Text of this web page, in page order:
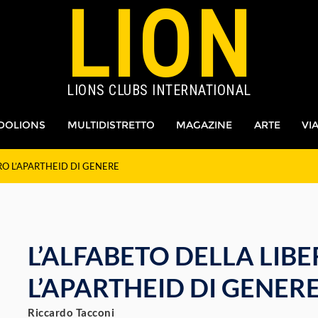
LION
LIONS CLUBS INTERNATIONAL
MULTIDISTRETTO MAGAZINE ARTE
L’APARTHEID DI GENERE
L’ALFABETO DELLA
L’APARTHEID DI
Riccardo Tacconi